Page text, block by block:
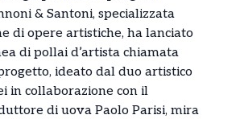
& Santoni, specializzata
di opere artistiche, ha lanciato
di pollai d’artista chiamata
ideato dal duo artistico
in collaborazione con il
di uova Paolo Parisi, mira